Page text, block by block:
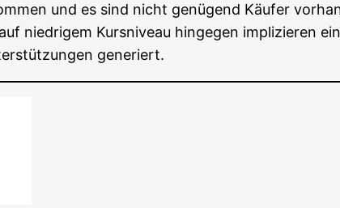
und es sind nicht genü­gend Käu­fer
nied­ri­gem Kurs­ni­veau hin­ge­gen impli­zie­ren
generiert.